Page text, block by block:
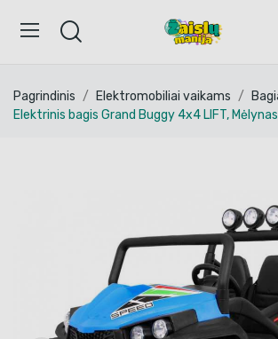
Pagrindinis Elektromobiliai vaikams
Elektrinis bagis Grand Buggy 4x4 LIFT, Mėlynas